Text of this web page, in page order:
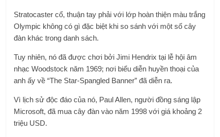
Stratocaster cổ, thuận tay phải với lớp hoàn thiện màu trắng
Olympic không có gì đặc biệt khi so sánh với một số cây
đàn khác trong danh sách.
Tuy nhiên, nó đã được chơi bởi Jimi Hendrix tại lễ hội âm
nhạc Woodstock năm 1969; nơi biểu diễn huyền thoại của
anh ấy về “The Star-Spangled Banner” đã diễn ra.
Vì lịch sử độc đáo của nó, Paul Allen, người đồng sáng lập
Microsoft, đã mua cây đàn vào năm 1998 với giá khoảng 2
triệu USD.